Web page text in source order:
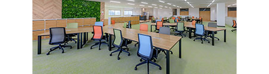
スタッキングチェア
アメーボ
ミーティングチェア
固定脚